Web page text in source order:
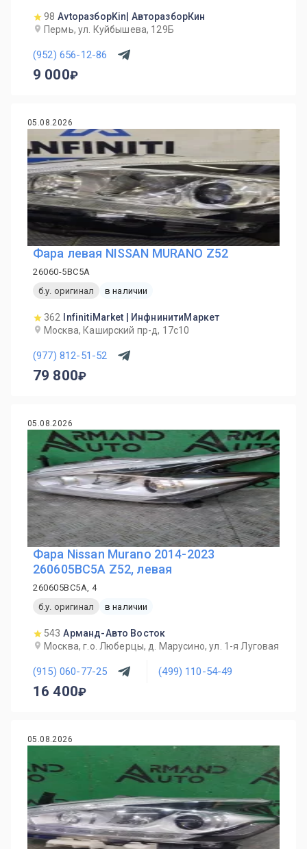
98 AvtoразборKin| АвторазборКин
Пермь, ул. Куйбышева, 129Б
(952) 656-12-86
9 000
05.08.2026
Фара левая NISSAN MURANO Z52
26060-5BC5A
б.у. оригинал
в наличии
362
InfinitiMarket | ИнфнинитиМаркет
Москва, Каширский пр-д, 17с10
(977) 812-51-52
79 800
05.08.2026
Фара Nissan Murano 2014-2023
260605BC5A Z52, левая
260605BC5A, 4
б.у. оригинал
в наличии
543 Арманд-Авто Восток
Москва, г.о. Люберцы, д. Марусино, ул. 1-я Луговая
(915) 060-77-25 (499) 110-54-49
16 400
05.08.2026